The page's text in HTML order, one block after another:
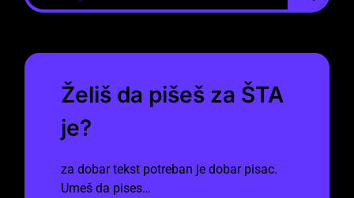
Želiš da pišeš za ŠTA
je?
za dobar tekst potreban je dobar pisac.
Umeš da pises…